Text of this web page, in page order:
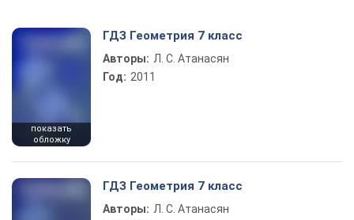
показать
обложку
ГДЗ Геометрия 7 класс
Авторы: Л. С. Атанасян
Год: 2011
ГДЗ Геометрия 7 класс
Авторы: Л. С. Атанасян